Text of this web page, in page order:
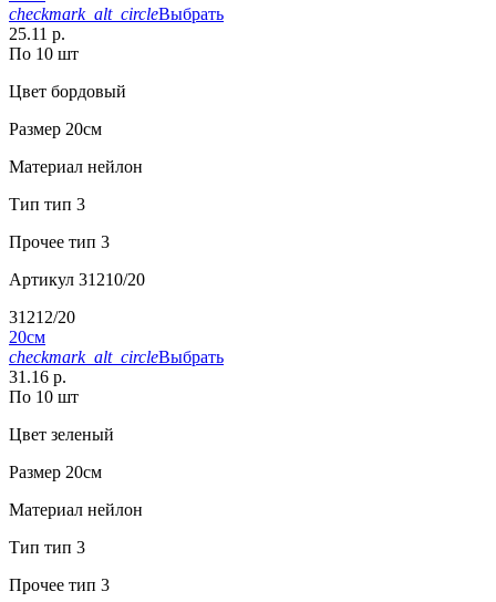
checkmark_alt_circleВыбрать
25.11 р.
По 10 шт
Цвет бордовый
Размер 20см
Материал нейлон
Тип тип 3
Прочее тип 3
Артикул 31210/20
31212/20
20см
checkmark_alt_circleВыбрать
31.16 р.
По 10 шт
Цвет зеленый
Размер 20см
Материал нейлон
Тип тип 3
Прочее тип 3